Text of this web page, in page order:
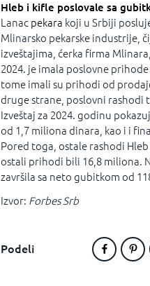
Hleb i kifle poslovale sa
Lanac pekara koji u Srbiji
Mlinarsko pekarske industrije,
izveštajima, ćerka firma
2024. je imala poslovne
tome imali su prihodi od
druge strane, poslovni rashodi
Izveštaj za 2024. godinu
od 1,7 miliona dinara, kao i i
Pored toga, ostale rashodi
ostali prihodi bili 16,8 miliona.
završila sa neto gubitkom od
Izvor: Forbes Srb
Podeli